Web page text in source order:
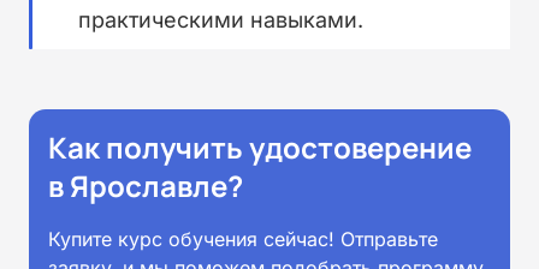
практическими навыками.
Как получить удостоверение
в Ярославле?
Купите курс обучения сейчас! Отправьте